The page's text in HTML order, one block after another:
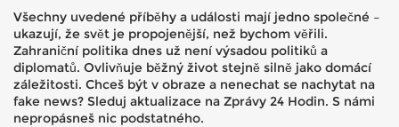
Všechny uvedené příběhy a události mají jedno společné –
ukazují, že svět je propojenější, než bychom věřili.
Zahraniční politika dnes už není výsadou politiků a
diplomatů. Ovlivňuje běžný život stejně silně jako domácí
záležitosti. Chceš být v obraze a nenechat se nachytat na
fake news? Sleduj aktualizace na Zprávy 24 Hodin. S námi
nepropásneš nic podstatného.